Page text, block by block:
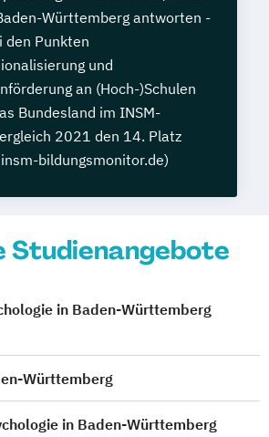
Württemberg antworten -
den Punkten
und
an (Hoch-)Schulen
Bundesland im INSM-
2021 den 14. Platz
bildungsmonitor.de)
Studienangebote
in Baden-Württemberg
Württemberg
in Baden-Württemberg